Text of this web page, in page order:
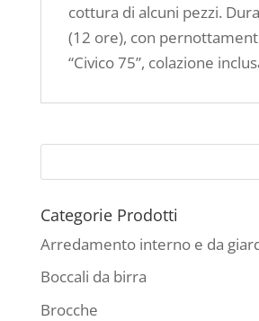
cottura di alcuni pezzi.
(12 ore), con
“Civico 75”, colazione
Categorie Prodotti
Arredamento interno e da
Boccali da birra
Brocche